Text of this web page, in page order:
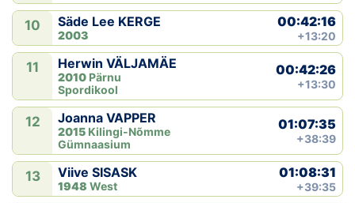
10 Säde Lee KERGE
2003
00:42:16
+13:20
11 Herwin VÄLJAMÄE
2010 Pärnu
Spordikool
00:42:26
+13:30
12 Joanna VAPPER
2015 Kilingi-Nõmme
Gümnaasium
01:07:35
+38:39
13 Viive SISASK
1948 West
01:08:31
+39:35